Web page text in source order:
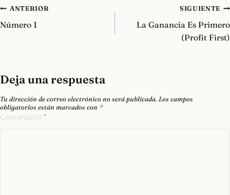
Navegación
de
ANTERIOR
Número 1
SIGUIENTE
La Ganancia Es Primero
(Profit First)
Deja una respuesta
Tu dirección de correo electrónico no será publicada. Los campos
obligatorios están marcados con *
Comentario *